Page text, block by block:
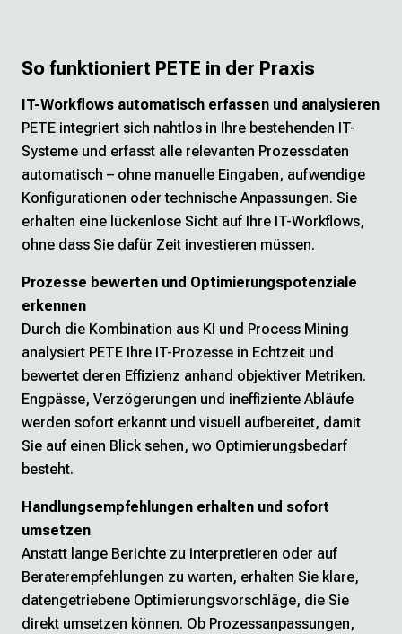
So funktioniert PETE in der Praxis
IT-Workflows automatisch erfassen und analysieren
PETE integriert sich nahtlos in Ihre bestehenden IT-
Systeme und erfasst alle relevanten Prozessdaten
automatisch – ohne manuelle Eingaben, aufwendige
Konfigurationen oder technische Anpassungen. Sie
erhalten eine lückenlose Sicht auf Ihre IT-Workflows,
ohne dass Sie dafür Zeit investieren müssen.
Prozesse bewerten und Optimierungspotenziale
erkennen
Durch die Kombination aus KI und Process Mining
analysiert PETE Ihre IT-Prozesse in Echtzeit und
bewertet deren Effizienz anhand objektiver Metriken.
Engpässe, Verzögerungen und ineffiziente Abläufe
werden sofort erkannt und visuell aufbereitet, damit
Sie auf einen Blick sehen, wo Optimierungsbedarf
besteht.
Handlungsempfehlungen erhalten und sofort
umsetzen
Anstatt lange Berichte zu interpretieren oder auf
Beraterempfehlungen zu warten, erhalten Sie klare,
datengetriebene Optimierungsvorschläge, die Sie
direkt umsetzen können. Ob Prozessanpassungen,